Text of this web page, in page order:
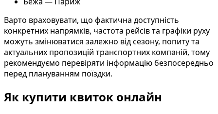
Варто враховувати, що фактична доступність
конкретних напрямків, частота рейсів та графіки руху
можуть змінюватися залежно від сезону, попиту та
актуальних пропозицій транспортних компаній, тому
рекомендуємо перевіряти інформацію безпосередньо
перед плануванням поїздки.
Як купити квиток онлайн